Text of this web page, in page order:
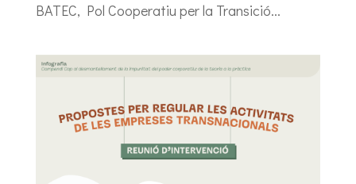
BATEC, Pol Cooperatiu per la Transició...